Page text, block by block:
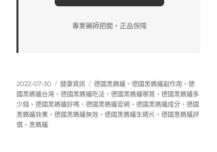
專業藥師把關，正品保障
發
佈
日
期:
2022-07-30
分
類
健康資訊
標
籤
德國黑螞蟻 、德國黑螞蟻副作用 、德
國黑螞蟻台灣 、德國黑螞蟻吃法 、德國黑螞蟻哪買 、德國黑螞蟻多
少錢 、德國黑螞蟻好嗎 、德國黑螞蟻官網 、德國黑螞蟻成分 、德國
黑螞蟻效果 、德國黑螞蟻無效 、德國黑螞蟻生精片 、德國黑螞蟻評
價 、黑螞蟻